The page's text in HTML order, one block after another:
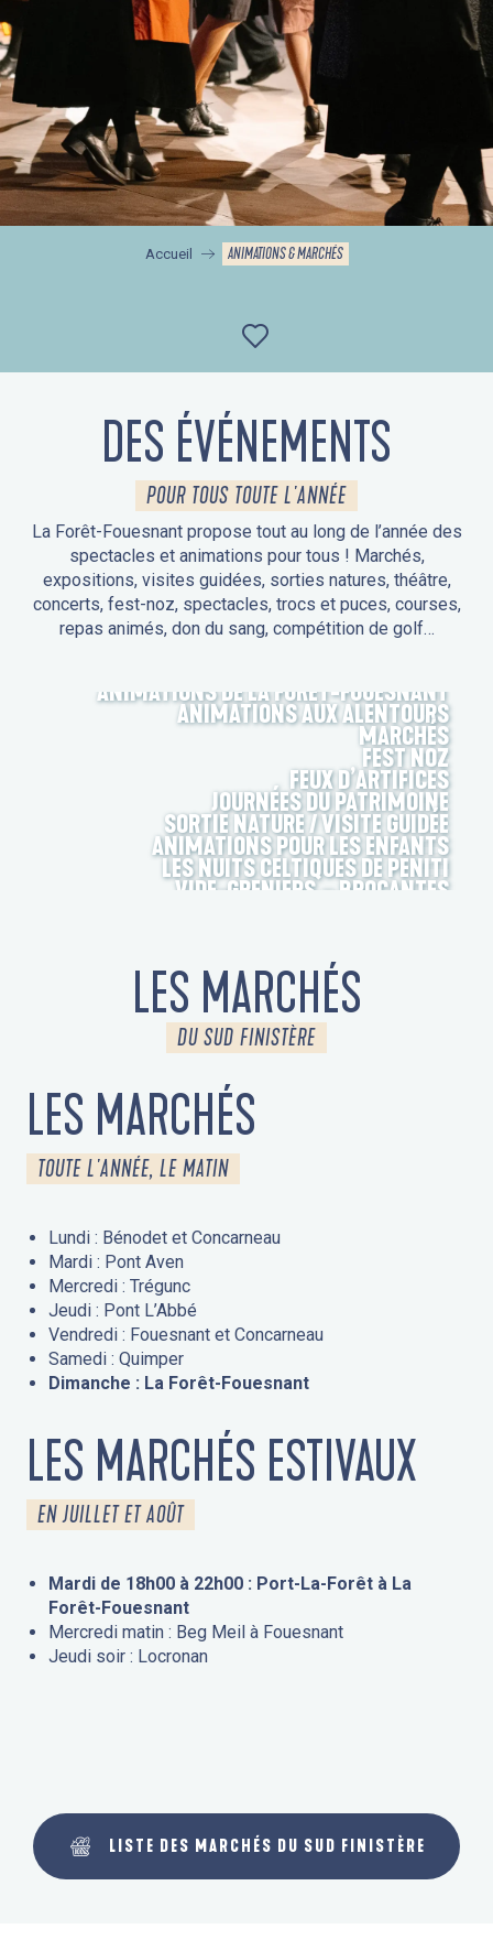
Accueil ANIMATIONS & MARCHÉS
Ajouter aux
DES ÉVÉNEMENTS
POUR TOUS TOUTE L'ANNÉE
La Forêt-Fouesnant propose tout au long de l’année des
spectacles et animations pour tous ! Marchés,
expositions, visites guidées, sorties natures, théâtre,
concerts, fest-noz, spectacles, trocs et puces, courses,
repas animés, don du sang, compétition de golf…
ANIMATIONS DE LA FORÊT-FOUESNANT
ANIMATIONS AUX ALENTOURS
MARCHÉS
FEST NOZ
FEUX D’ARTIFICES
JOURNÉES DU PATRIMOINE
SORTIE NATURE / VISITE GUIDÉE
ANIMATIONS POUR LES ENFANTS
LES NUITS CELTIQUES DE PENITI
VIDE-GRENIERS – BROCANTES
LES MARCHÉS
DU SUD FINISTÈRE
LES MARCHÉS
TOUTE L'ANNÉE, LE MATIN
Lundi : Bénodet et Concarneau
Mardi : Pont Aven
Mercredi : Trégunc
Jeudi : Pont L’Abbé
Vendredi : Fouesnant et Concarneau
Samedi : Quimper
Dimanche : La Forêt-Fouesnant
LES MARCHÉS ESTIVAUX
EN JUILLET ET AOÛT
Mardi de 18h00 à 22h00 : Port-La-Forêt à La
Forêt-Fouesnant
Mercredi matin : Beg Meil à Fouesnant
Jeudi soir : Locronan
LISTE DES MARCHÉS DU SUD FINISTÈRE